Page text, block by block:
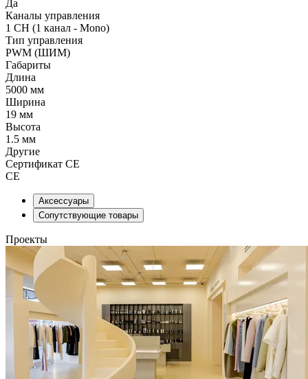
Да
Каналы управления
1 CH (1 канал - Mono)
Тип управления
PWM (ШИМ)
Габариты
Длина
5000 мм
Ширина
19 мм
Высота
1.5 мм
Другие
Сертификат CE
CE
Аксессуары
Сопутствующие товары
Проекты